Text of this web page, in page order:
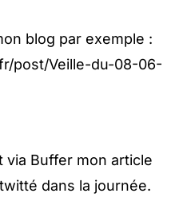
blog par exemple :
post/Veille-du-08-06-
via Buffer mon article
dans la journée.